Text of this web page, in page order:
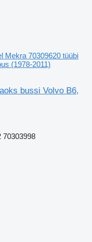
Mekra 70309620 tüübi
(1978-2011)
bussi Volvo B6,
70303998